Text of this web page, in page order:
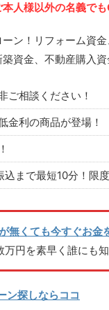
人様以外の名義でも
ン！リフォーム資
資金、不動産購入
ご相談ください！
金利の商品が登場！
まで最短10分！限
無くても今すぐお金
万円を素早く誰にも
ン探しならココ